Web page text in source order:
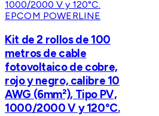
EPCOM POWERLINE
Kit de 2 rollos de 100
metros de cable
fotovoltaico de cobre,
rojo y negro, calibre 10
AWG (6mm²), Tipo PV,
1000/2000 V y 120°C.